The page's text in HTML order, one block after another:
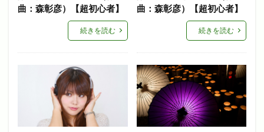
曲：森彰彦）【超初心者】
続きを読む
曲：森彰彦）【超初心者】
続きを読む